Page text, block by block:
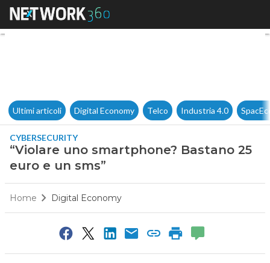
“Violare uno smartphone?
Ultimi articoli Digital Economy Telco Industria 4.0
CYBERSECURITY
“Violare uno smartphone? Bastano 25
euro e un sms”
Home Digital Economy